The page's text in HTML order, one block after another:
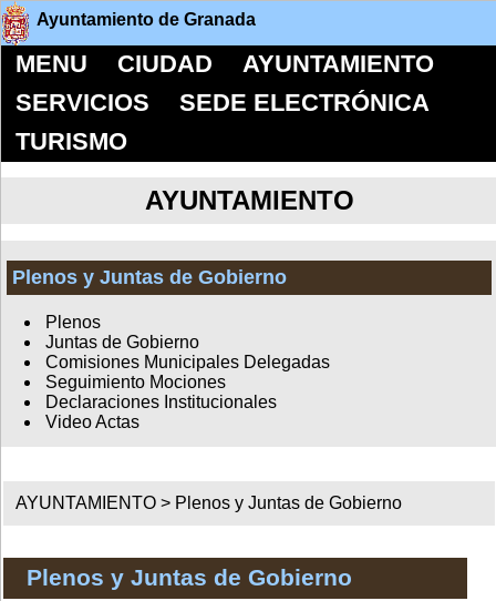
Ayuntamiento de Granada
MENU CIUDAD
AYUNTAMIENTO
SERVICIOS
SEDE ELECTRÓNICA
TURISMO
AYUNTAMIENTO
Plenos y Juntas de Gobierno
Plenos
Juntas de Gobierno
Comisiones Municipales Delegadas
Seguimiento Mociones
Declaraciones Institucionales
Video Actas
AYUNTAMIENTO > Plenos y Juntas de Gobierno
Plenos y Juntas de Gobierno